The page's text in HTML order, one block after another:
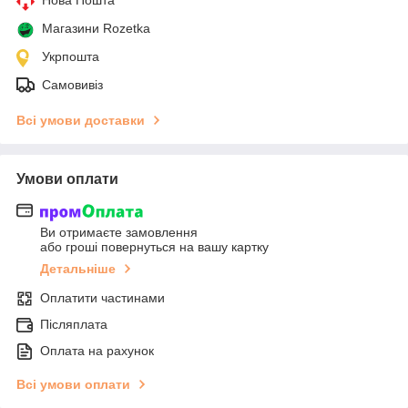
Магазини Rozetka
Укрпошта
Самовивіз
Всі умови доставки
Умови оплати
Ви отримаєте замовлення
або гроші повернуться на вашу картку
Детальніше
Оплатити частинами
Післяплата
Оплата на рахунок
Всі умови оплати